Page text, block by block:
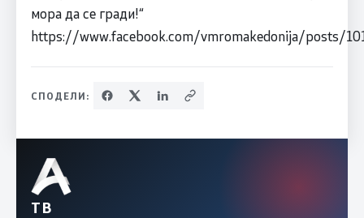
мора да се гради!“
https://www.facebook.com/vmromakedonija/posts/
СПОДЕЛИ:
ТВ